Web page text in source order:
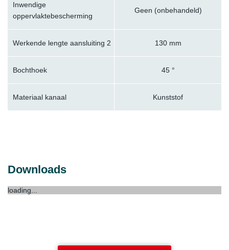
Inwendige
oppervlaktebescherming
Geen (onbehandeld)
Werkende lengte aansluiting 2 130 mm
Bochthoek 45 °
Materiaal kanaal Kunststof
Downloads
loading...